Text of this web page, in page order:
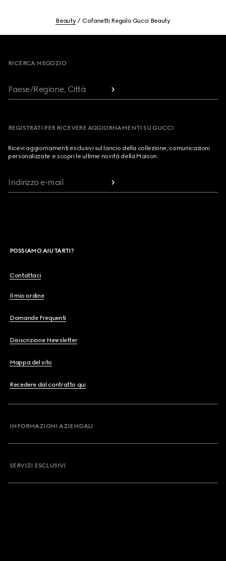
Beauty Cofanetti Regalo Gucci Beauty
RICERCA NEGOZIO
Paese/Regione, Città
REGISTRATI PER RICEVERE AGGIORNAMENTI SU GUCCI
Ricevi aggiornamenti esclusivi sul lancio della collezione, comunicazioni
personalizzate e scopri le ultime novità della Maison.
Indirizzo e-mail
POSSIAMO AIUTARTI?
Contattaci
Il mio ordine
Domande Frequenti
Disiscrizione Newsletter
Mappa del sito
Recedere dal contratto qui
INFORMAZIONI AZIENDALI
SERVIZI ESCLUSIVI